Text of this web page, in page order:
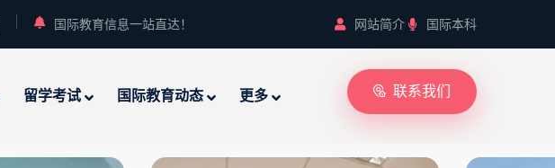
国际教育信息一站直达！ 网站简介 国际本科
留学考试 国际教育动态 更多 联系我们